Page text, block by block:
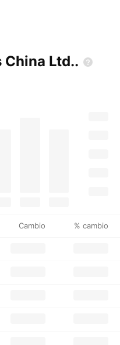
China Ltd..
Cambio % cambio